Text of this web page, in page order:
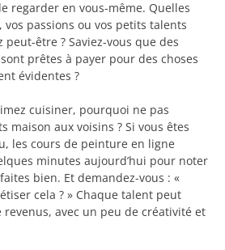
regarder en vous-même. Quelles
vos passions ou vos petits talents
être ? Saviez-vous que des
prêtes à payer pour des choses
évidentes ?
cuisiner, pourquoi ne pas
maison aux voisins ? Si vous êtes
les cours de peinture en ligne
minutes aujourd’hui pour noter
bien. Et demandez-vous : «
cela ? » Chaque talent peut
avec un peu de créativité et